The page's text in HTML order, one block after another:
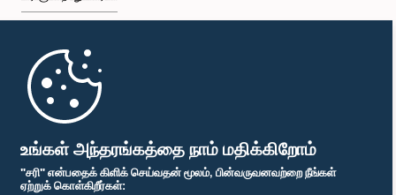
உங்கள் அந்தரங்கத்தை நாம் மதிக்கிறோம்
"சரி" என்பதைக் கிளிக் செய்வதன் மூலம், பின்வருவனவற்றை நீங்கள்
ஏற்றுக் கொள்கிறீர்கள்:
முதற்பக்கம்
பாராளுமன்ற கையடக்க செயலி